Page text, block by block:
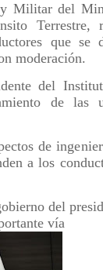
Militar del
Terrestre,
que se
moderación.
del
de las
de
a los
del
vía